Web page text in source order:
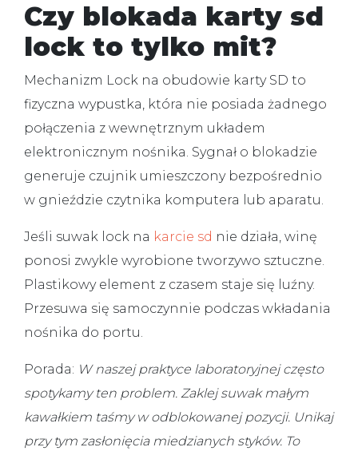
Czy blokada karty sd
lock to tylko mit?
Mechanizm Lock na obudowie karty SD to
fizyczna wypustka, która nie posiada żadnego
połączenia z wewnętrznym układem
elektronicznym nośnika. Sygnał o blokadzie
generuje czujnik umieszczony bezpośrednio
w gnieździe czytnika komputera lub aparatu.
Jeśli suwak lock na karcie sd nie działa, winę
ponosi zwykle wyrobione tworzywo sztuczne.
Plastikowy element z czasem staje się luźny.
Przesuwa się samoczynnie podczas wkładania
nośnika do portu.
Porada: W naszej praktyce laboratoryjnej często
spotykamy ten problem. Zaklej suwak małym
kawałkiem taśmy w odblokowanej pozycji. Unikaj
przy tym zasłonięcia miedzianych styków. To